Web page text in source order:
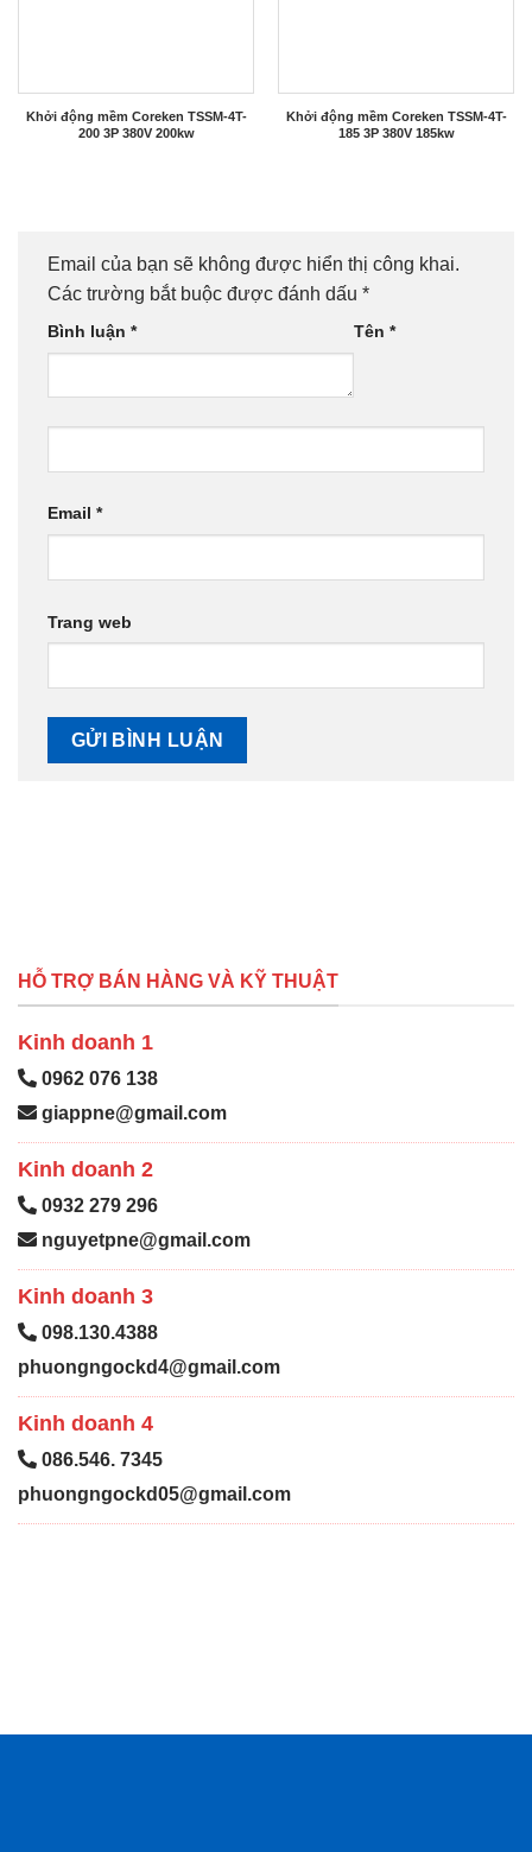
Khởi động mềm Coreken TSSM-4T-
200 3P 380V 200kw
Khởi động mềm Coreken TSSM-4T-
185 3P 380V 185kw
Email của bạn sẽ không được hiển thị công khai.
Các trường bắt buộc được đánh dấu *
Bình luận * Tên *
Email *
Trang web
HỖ TRỢ BÁN HÀNG VÀ KỸ THUẬT
Kinh doanh 1
0962 076 138
giappne@gmail.com
Kinh doanh 2
0932 279 296
nguyetpne@gmail.com
Kinh doanh 3
098.130.4388
phuongngockd4@gmail.com
Kinh doanh 4
086.546. 7345
phuongngockd05@gmail.com